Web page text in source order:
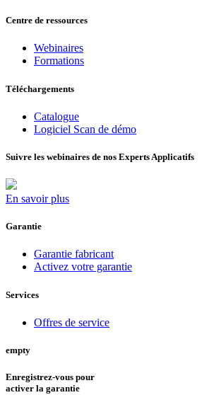
Centre de ressources
Webinaires
Formations
Téléchargements
Catalogue
Logiciel Scan de démo
Suivre les webinaires de nos Experts Applicatifs
En savoir plus
Garantie
Garantie fabricant
Activez votre garantie
Services
Offres de service
empty
Enregistrez-vous pour
activer la garantie